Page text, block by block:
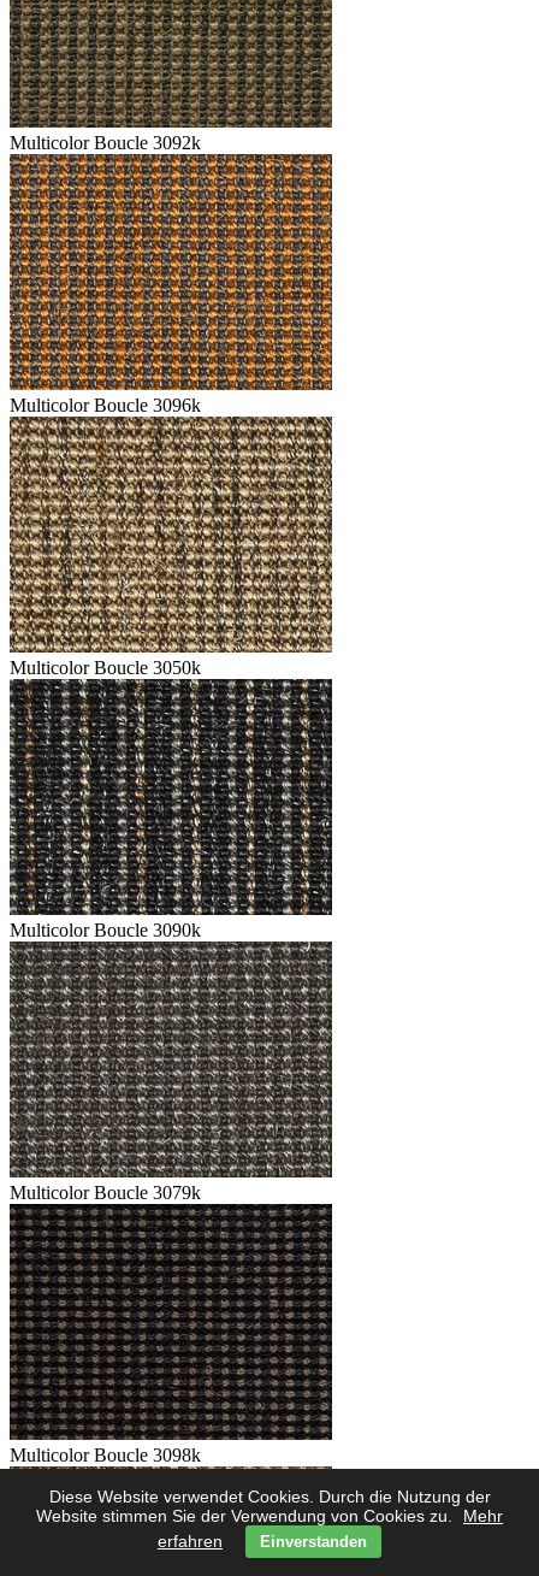
Diese Website verwendet Cookies. Durch die Nutzung der
Website stimmen Sie der Verwendung von Cookies zu.
Mehr
erfahren
Einverstanden
Multicolor Boucle 3092k
Multicolor Boucle 3096k
Multicolor Boucle 3050k
Multicolor Boucle 3090k
Multicolor Boucle 3079k
Multicolor Boucle 3098k